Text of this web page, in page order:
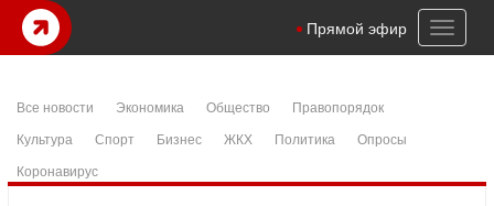
Toggle
Прямой эфир
Все новости Экономика Общество
Правопорядок
Культура
Спорт Бизнес ЖКХ Политика
Опросы
Коронавирус